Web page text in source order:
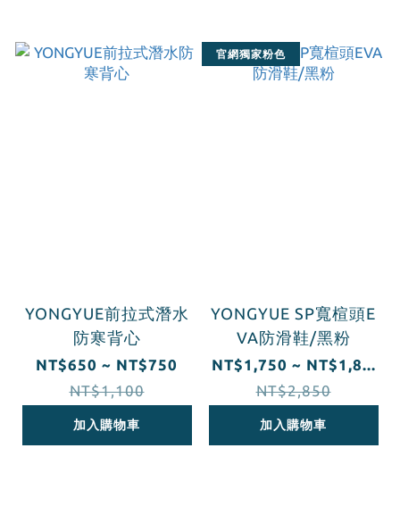
YONGYUE前拉式潛水
防寒背心
NT$650 ~ NT$750
NT$1,100
加入購物車
官網獨家粉色
YONGYUE SP寬楦頭E
VA防滑鞋/黑粉
NT$1,750 ~ NT$1,8...
NT$2,850
加入購物車